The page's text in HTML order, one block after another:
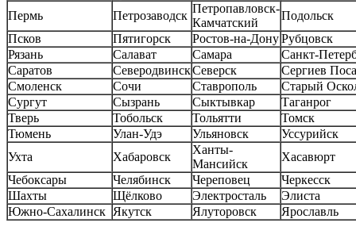
Пермь Петрозаводск
Петропавловск-
Камчатский
Подольск
Псков
Пятигорск Ростов-на-ДонуРубцовск
Рязань
Салават Самара
Санкт-
Саратов
СеверодвинскСеверск
Сергиев
Смоленск
Сочи Ставрополь
Старый
Сургут
Сызрань Сыктывкар
Таганрог
Тверь
Тобольск Тольятти
Томск
Тюмень
Улан-Удэ Ульяновск
Уссурийск
Ухта
Хабаровск
Ханты-
Мансийск
Хасавюрт
Чебоксары
Челябинск Череповец
Черкесск
Шахты
Щёлково Электросталь
Элиста
Южно-Сахалинск Якутск Ялуторовск Ярославль